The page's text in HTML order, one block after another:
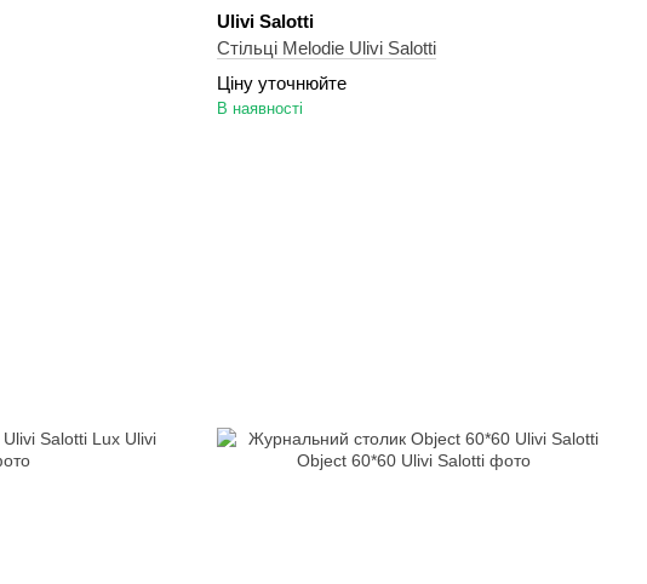
Ulivi Salotti
Стільці Melodie Ulivi Salotti
Ціну уточнюйте
В наявності